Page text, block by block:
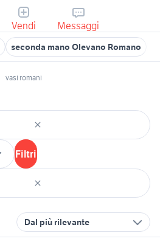
Vendi Messaggi
seconda mano Olevano Romano
vasi romani
Filtri
Dal più rilevante